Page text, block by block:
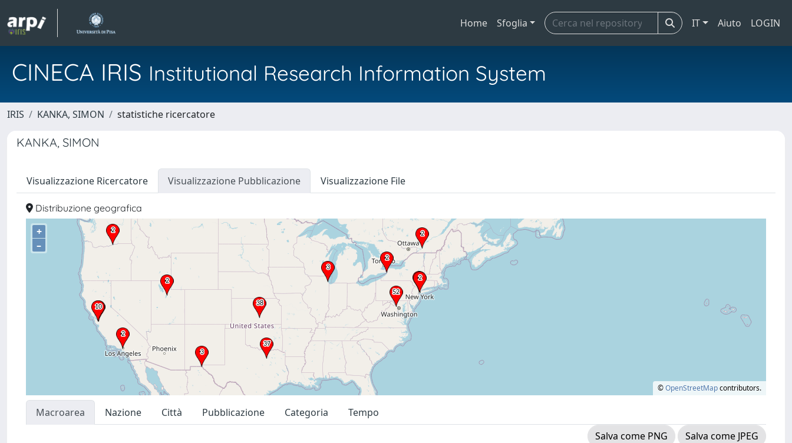
Home Sfoglia IT Aiuto LOGIN
CINECA IRIS Institutional Research Information System
IRIS KANKA, SIMON statistiche ricercatore
KANKA, SIMON
Visualizzazione Ricercatore Visualizzazione Pubblicazione Visualizzazione File
Distribuzione geografica
+
–
©OpenStreetMapcontributors.
Macroarea Nazione Città Pubblicazione Categoria
Tempo
Salva come PNG
Salva come JPEG